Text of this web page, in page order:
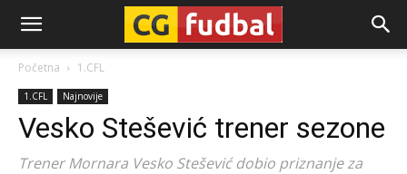
CG-
Fudbal
Početna 1.CFL
1.CFL Najnovije
Vesko Stešević trener sezone
Trener Mornara Vesko Stešević dobio priznanje za